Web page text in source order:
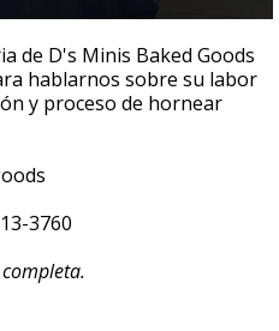
de D's Minis Baked Goods
hablarnos sobre su labor
y proceso de hornear
3760